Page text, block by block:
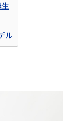
生
ル